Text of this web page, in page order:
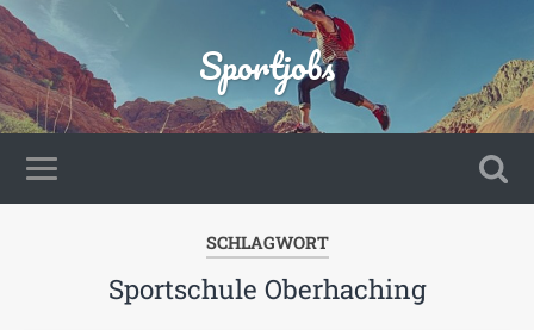
Sportjobs
SCHLAGWORT
Sportschule Oberhaching